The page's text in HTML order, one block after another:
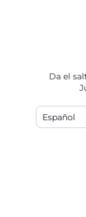
Da el
Español